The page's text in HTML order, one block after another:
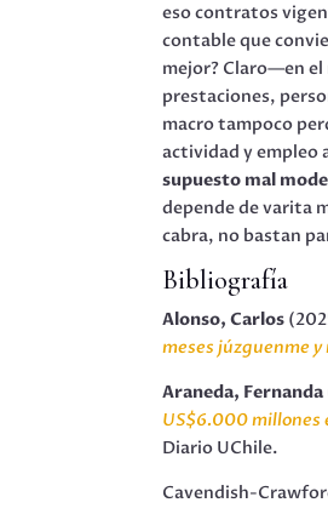
eso contratos
contable que
mejor? Claro—en el
prestaciones,
macro tampoco
actividad y empleo
supuesto mal
depende de varita
cabra, no bastan
Bibliografía
Alonso, Carlos
meses júzguenme
Araneda, Fernanda
US$6.000 millones
Diario UChile.
Cavendish-